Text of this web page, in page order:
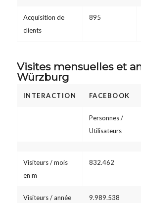
Acquisition de
clients
895
Visites mensuelles et
Würzburg
INTERACTION FACEBOOK
Personnes /
Utilisateurs
Visiteurs / mois
en m
832.462
Visiteurs / année 9.989.538